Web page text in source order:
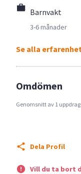
Barnvakt
3-6 månader
Se alla
Omdömen
Genomsnitt av 1 uppdrag
Dela Profil
Vill du ta bort